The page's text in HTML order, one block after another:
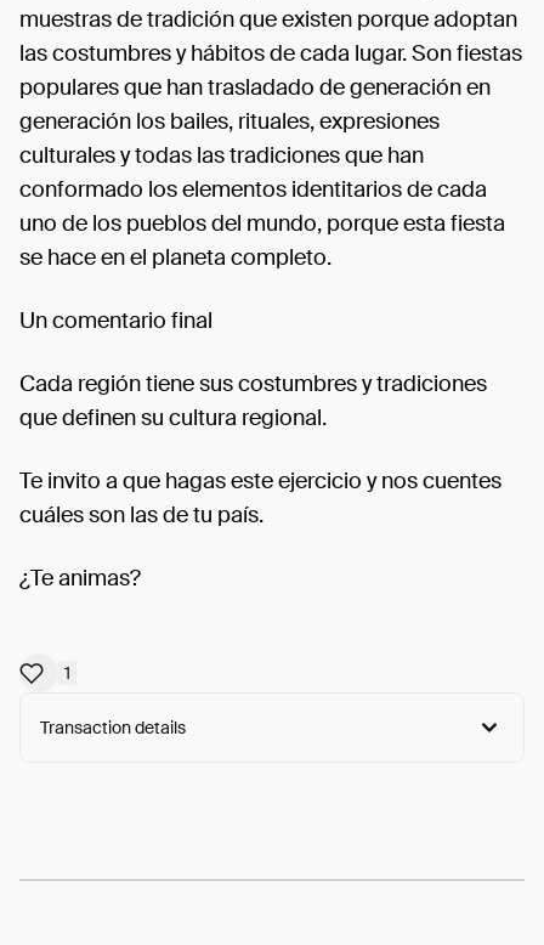
muestras de tradición que existen porque adoptan
las costumbres y hábitos de cada lugar. Son fiestas
populares que han trasladado de generación en
generación los bailes, rituales, expresiones
culturales y todas las tradiciones que han
conformado los elementos identitarios de cada
uno de los pueblos del mundo, porque esta fiesta
se hace en el planeta completo.
Un comentario final
Cada región tiene sus costumbres y tradiciones
que definen su cultura regional.
Te invito a que hagas este ejercicio y nos cuentes
cuáles son las de tu país.
¿Te animas?
1
Transaction details